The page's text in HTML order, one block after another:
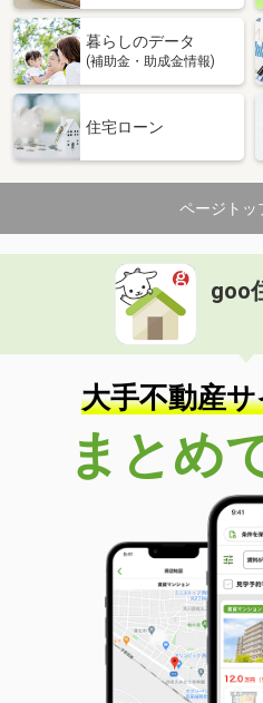
暮らしのデータ
(補助金・助成金情報)
住宅ローン
ページトッ
goo
大手不動産
まとめ